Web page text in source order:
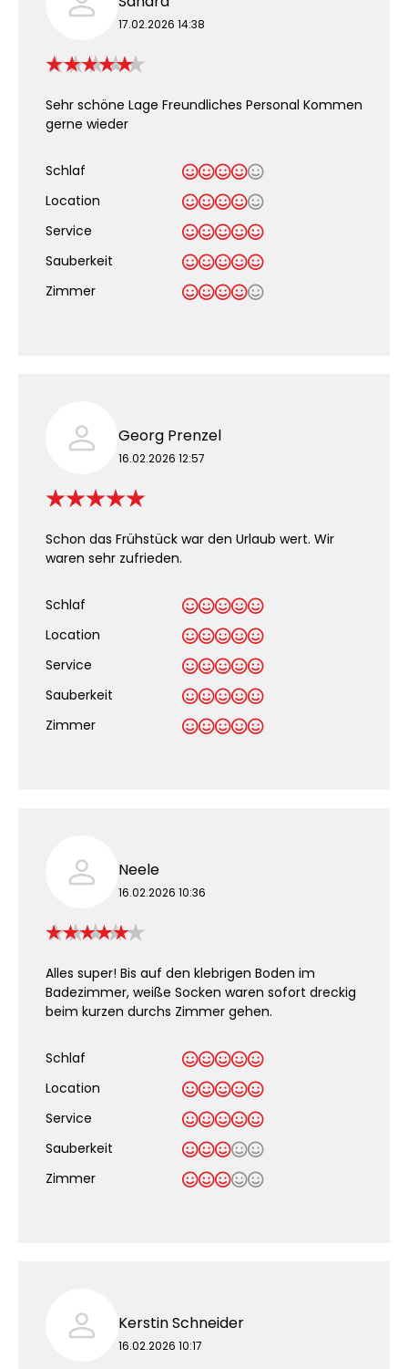
17.02.2026 14:38
Sehr schöne Lage Freundliches Personal Kommen
gerne wieder
Schlaf
Location
Service
Sauberkeit
Zimmer
Georg Prenzel
16.02.2026 12:57
Schon das Frühstück war den Urlaub wert. Wir
waren sehr zufrieden.
Schlaf
Location
Service
Sauberkeit
Zimmer
Neele
16.02.2026 10:36
Alles super! Bis auf den klebrigen Boden im
Badezimmer, weiße Socken waren sofort dreckig
beim kurzen durchs Zimmer gehen.
Schlaf
Location
Service
Sauberkeit
Zimmer
Kerstin Schneider
16.02.2026 10:17